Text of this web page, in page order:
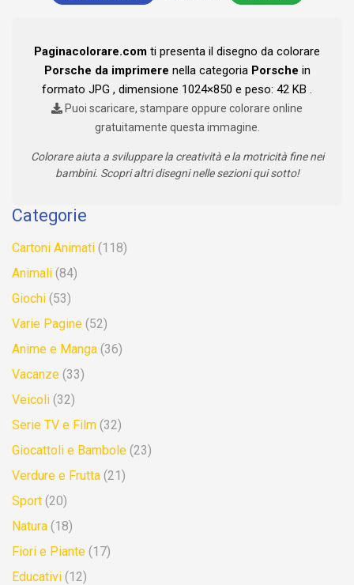
Paginacolorare.com ti presenta il disegno da colorare
Porsche da imprimere nella categoria Porsche in
formato JPG , dimensione 1024×850 e peso: 42 KB .
Puoi scaricare, stampare oppure colorare online
gratuitamente questa immagine.
Colorare aiuta a sviluppare la creatività e la motricità fine nei
bambini. Scopri altri disegni nelle sezioni qui sotto!
Categorie
Cartoni Animati (118)
Animali (84)
Giochi (53)
Varie Pagine (52)
Anime e Manga (36)
Vacanze (33)
Veicoli (32)
Serie TV e Film (32)
Giocattoli e Bambole (23)
Verdure e Frutta (21)
Sport (20)
Natura (18)
Fiori e Piante (17)
Educativi (12)